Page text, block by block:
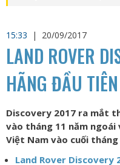
15:33
| 20/09/2017
LAND ROVER
HÃNG ĐẦU
Discovery 2017 ra mắt
vào tháng 11 năm
Việt Nam vào cuối
Land Rover Discovery